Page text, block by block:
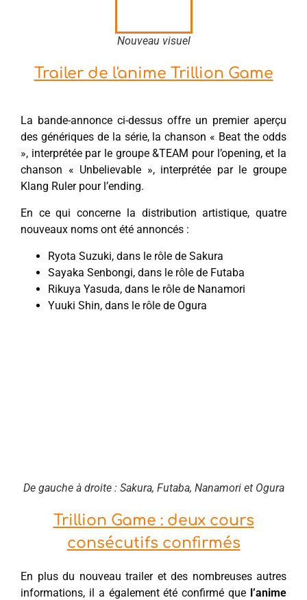
Nouveau visuel
Trailer de l'anime Trillion Game
La bande-annonce ci-dessus offre un premier aperçu
des génériques de la série, la chanson « Beat the odds
», interprétée par le groupe &TEAM pour l’opening, et la
chanson « Unbelievable », interprétée par le groupe
Klang Ruler pour l’ending.
En ce qui concerne la distribution artistique, quatre
nouveaux noms ont été annoncés :
Ryota Suzuki, dans le rôle de Sakura
Sayaka Senbongi, dans le rôle de Futaba
Rikuya Yasuda, dans le rôle de Nanamori
Yuuki Shin, dans le rôle de Ogura
De gauche à droite : Sakura, Futaba, Nanamori et Ogura
Trillion Game : deux cours
consécutifs confirmés
En plus du nouveau trailer et des nombreuses autres
informations, il a également été confirmé que l’anime